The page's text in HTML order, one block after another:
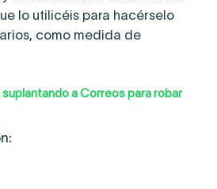
lo utilicéis para hacérselo
como medida de
a Correos para robar